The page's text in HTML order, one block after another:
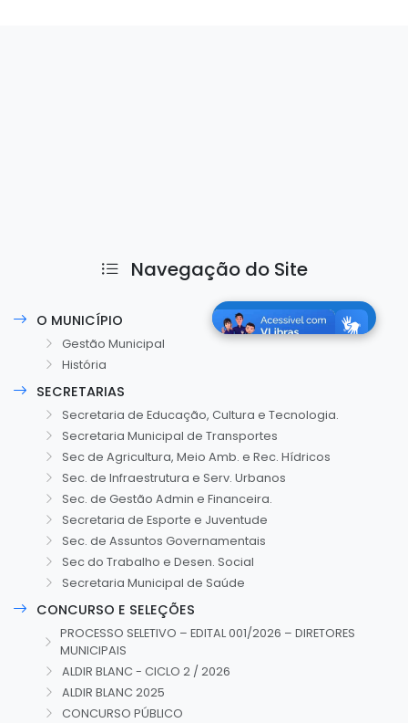
Navegação do Site
O MUNICÍPIO
Gestão Municipal
História
SECRETARIAS
Secretaria de Educação, Cultura e Tecnologia.
Secretaria Municipal de Transportes
Sec de Agricultura, Meio Amb. e Rec. Hídricos
Sec. de Infraestrutura e Serv. Urbanos
Sec. de Gestão Admin e Financeira.
Secretaria de Esporte e Juventude
Sec. de Assuntos Governamentais
Sec do Trabalho e Desen. Social
Secretaria Municipal de Saúde
CONCURSO E SELEÇÕES
PROCESSO SELETIVO – EDITAL 001/2026 – DIRETORES
MUNICIPAIS
ALDIR BLANC - CICLO 2 / 2026
ALDIR BLANC 2025
CONCURSO PÚBLICO